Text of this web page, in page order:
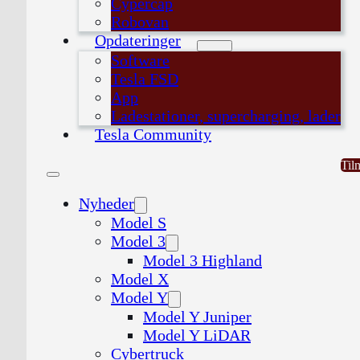
Robovan
Opdateringer
Software
Tesla FSD
App
Ladestationer, supercharging, lader
Tesla Community
Nyheder
Model S
Model 3
Model 3 Highland
Model X
Model Y
Model Y Juniper
Model Y LiDAR
Cybertruck